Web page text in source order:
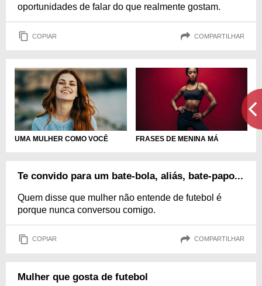
oportunidades de falar do que realmente gostam.
COPIAR COMPARTILHAR
UMA MULHER COMO VOCÊ FRASES DE MENINA MÁ
Te convido para um bate-bola, aliás, bate-papo...
Quem disse que mulher não entende de futebol é
porque nunca conversou comigo.
COPIAR COMPARTILHAR
Mulher que gosta de futebol